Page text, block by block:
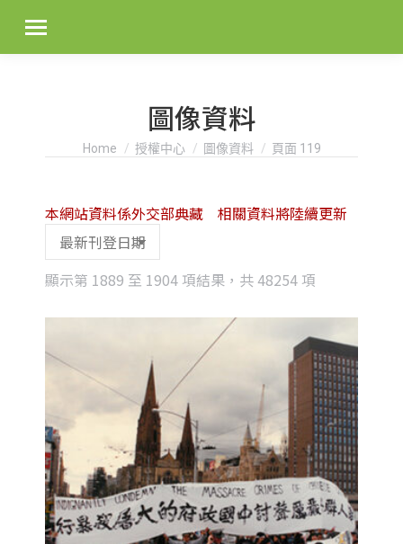
圖像資料
You are here:
Home 授權中心 圖像資料 頁面 119
顯示第 1889 至 1904 項結果，共 48254 項
latest
本網站資料係外交部典藏 相關資料將陸續更新